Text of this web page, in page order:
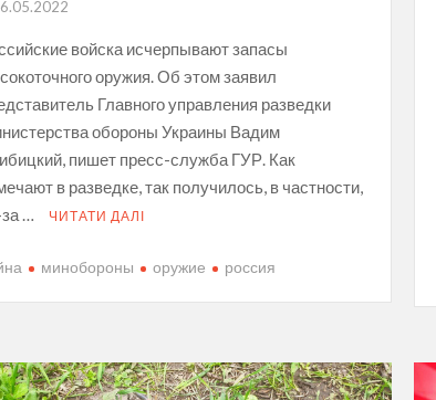
войска исчерпывают запасы
оружия. Об этом заявил
Главного управления разведки
обороны Украины Вадим
пишет пресс-служба ГУР. Как
в разведке, так получилось, в частности,
…
ЧИТАТИ ДАЛІ
минобороны оружие россия